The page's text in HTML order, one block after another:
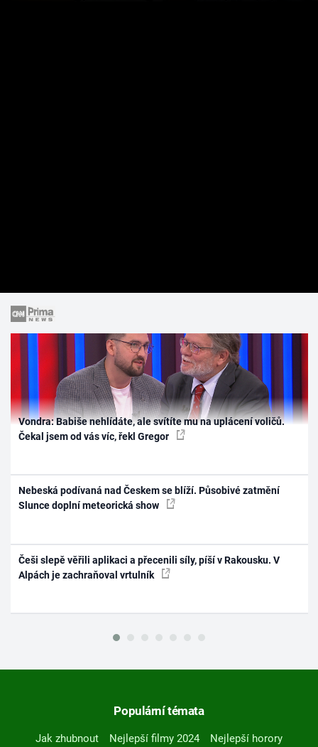
Vondra: Babiše nehlídáte, ale svítíte mu na uplácení voličů.
Čekal jsem od vás víc, řekl Gregor
Nebeská podívaná nad Českem se blíží. Působivé zatmění
Slunce doplní meteorická show
Češi slepě věřili aplikaci a přecenili síly, píší v Rakousku. V
Alpách je zachraňoval vrtulník
Populární témata
Jak zhubnout Nejlepší filmy 2024
Nejlepší horory